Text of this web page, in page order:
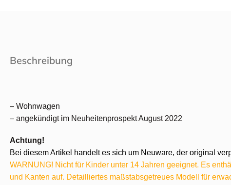
Beschreibung
– Wohnwagen
– angekündigt im Neuheitenprospekt August 2022
Achtung!
Bei diesem Artikel handelt es sich um Neuware, der original
WARNUNG! Nicht für Kinder unter 14 Jahren geeignet. Es
und Kanten auf. Detailliertes maßstabsgetreues Modell für